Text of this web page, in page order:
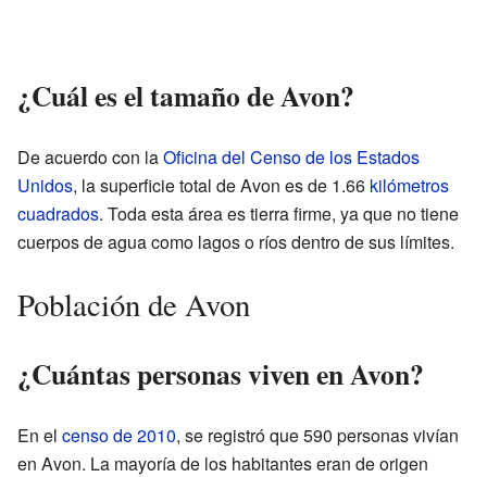
¿Cuál es el tamaño de Avon?
De acuerdo con laOficina del Censo de los Estados
Unidos, la superficie total de Avon es de 1.66 kilómetros
cuadrados. Toda esta área es tierra firme, ya que no tiene
cuerpos de agua como lagos o ríos dentro de sus límites.
Población de Avon
¿Cuántas personas viven en Avon?
En el censo de 2010, se registró que 590 personas vivían
en Avon. La mayoría de los habitantes eran de origen